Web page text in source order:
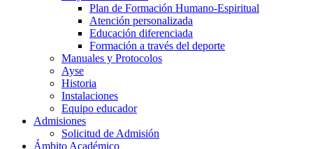
Plan de Formación Humano-Espiritual
Atención personalizada
Educación diferenciada
Formación a través del deporte
Manuales y Protocolos
Ayse
Historia
Instalaciones
Equipo educador
Admisiones
Solicitud de Admisión
Ámbito Académico